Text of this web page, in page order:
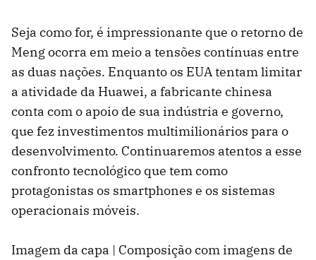
Seja como for, é impressionante que o retorno de
Meng ocorra em meio a tensões contínuas entre
as duas nações. Enquanto os EUA tentam limitar
a atividade da Huawei, a fabricante chinesa
conta com o apoio de sua indústria e governo,
que fez investimentos multimilionários para o
desenvolvimento. Continuaremos atentos a esse
confronto tecnológico que tem como
protagonistas os smartphones e os sistemas
operacionais móveis.
Imagem da capa | Composição com imagens de